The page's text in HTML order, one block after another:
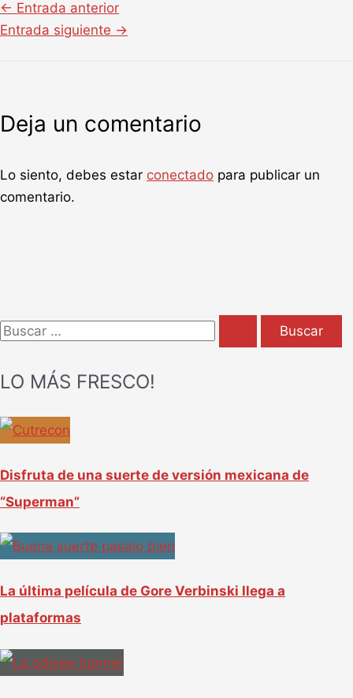
← Entrada anterior
Entrada siguiente →
Deja un comentario
Lo siento, debes estar conectado para publicar un
comentario.
B
r
LO MÁS FRESCO!
Disfruta de una suerte de versión mexicana de
“Superman”
La última película de Gore Verbinski llega a
plataformas